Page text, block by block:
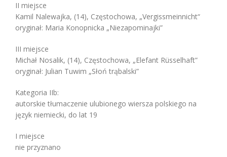
II miejsce
Kamil Nalewajka, (14), Częstochowa, „Vergissmeinnicht“
oryginał: Maria Konopnicka „Niezapominajki”
III miejsce
Michał Nosalik, (14), Częstochowa, „Elefant Rüsselhaft”
oryginał: Julian Tuwim „Słoń trąbalski”
Kategoria IIb:
autorskie tłumaczenie ulubionego wiersza polskiego na
język niemiecki, do lat 19
I miejsce
nie przyznano